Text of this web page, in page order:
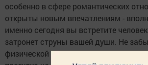
особенно в сфере романтических
открыты новым впечатлениям -
именно сегодня вы встретите
затронет струны вашей души. Не
физической активности: легкие